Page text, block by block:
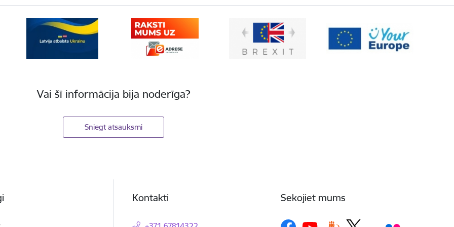
Vai šī informācija bija noderīga?
Sniegt atsauksmi
Kontakti Sekojiet mums